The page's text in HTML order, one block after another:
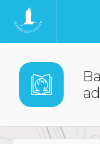
Ugrás a tartalomhoz
Főoldal